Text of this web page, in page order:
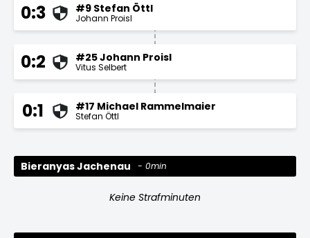
0:3 #9 Stefan Öttl
Johann Proisl
0:2 #25 Johann Proisl
Vitus Selbert
0:1 #17 Michael Rammelmaier
Stefan Öttl
Bieranyas Jachenau 0min
Keine Strafminuten